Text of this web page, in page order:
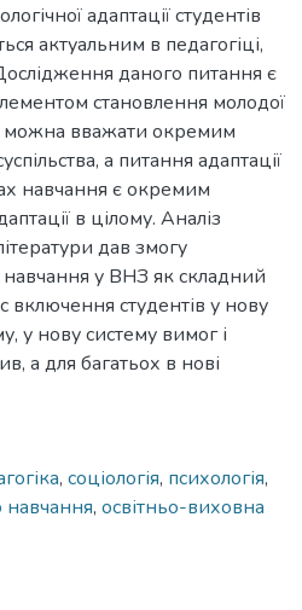
адаптації студентів
актуальним в педагогіці,
Дослідження даного питання є
становлення молодої
можна вважати окремим
а питання адаптації
навчання є окремим
в цілому. Аналіз
дав змогу
у ВНЗ як складний
студентів у нову
у нову систему вимог і
а для багатьох в нові
, соціологія, психологія,
навчання, освітньо-виховна